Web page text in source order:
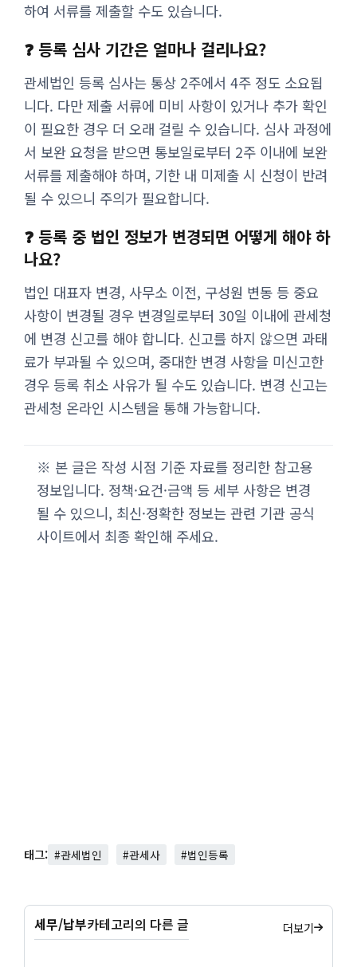
하여 서류를 제출할 수도 있습니다.
❓ 등록 심사 기간은 얼마나 걸리나요?
관세법인 등록 심사는 통상 2주에서 4주 정도 소요됩
니다. 다만 제출 서류에 미비 사항이 있거나 추가 확인
이 필요한 경우 더 오래 걸릴 수 있습니다. 심사 과정에
서 보완 요청을 받으면 통보일로부터 2주 이내에 보완
서류를 제출해야 하며, 기한 내 미제출 시 신청이 반려
될 수 있으니 주의가 필요합니다.
❓ 등록 중 법인 정보가 변경되면 어떻게 해야 하
나요?
법인 대표자 변경, 사무소 이전, 구성원 변동 등 중요
사항이 변경될 경우 변경일로부터 30일 이내에 관세청
에 변경 신고를 해야 합니다. 신고를 하지 않으면 과태
료가 부과될 수 있으며, 중대한 변경 사항을 미신고한
경우 등록 취소 사유가 될 수도 있습니다. 변경 신고는
관세청 온라인 시스템을 통해 가능합니다.
※ 본 글은 작성 시점 기준 자료를 정리한 참고용
정보입니다. 정책·요건·금액 등 세부 사항은 변경
될 수 있으니, 최신·정확한 정보는 관련 기관 공식
사이트에서 최종 확인해 주세요.
태그: #관세법인 #관세사 #법인등록
세무/납부카테고리의 다른 글 더보기